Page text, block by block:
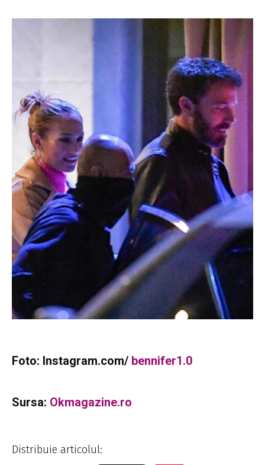
Foto: Instagram.com/ bennifer1.0
Sursa: Okmagazine.ro
Distribuie articolul: